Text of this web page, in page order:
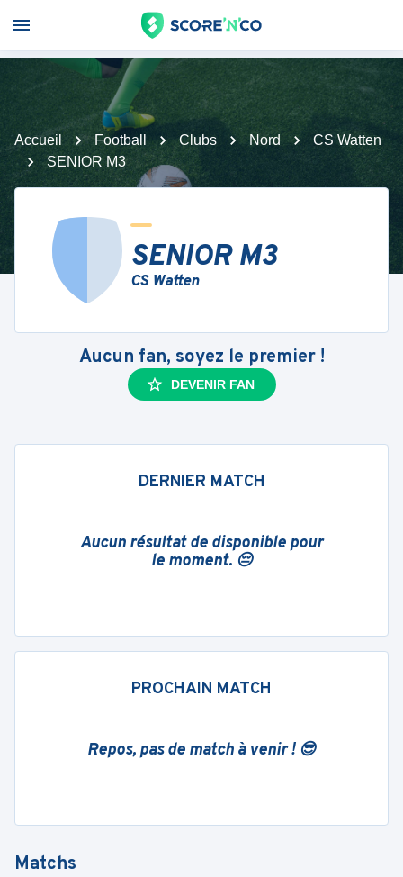
Accueil Football Clubs Nord
CS Watten
SENIOR M3
SENIOR M3
CS Watten
Aucun fan, soyez le premier !
DEVENIR FAN
DERNIER MATCH
Aucun résultat de disponible pour
le moment. 😔
PROCHAIN MATCH
Repos, pas de match à venir ! 😎
Matchs